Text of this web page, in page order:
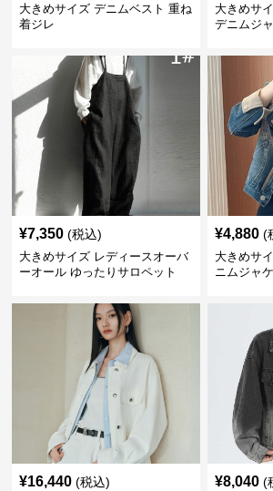
大きめサイズ デニムベスト 重ね
着ジレ
大きめサ
デニムジ
¥7,350 (税込)
大きめサイズ レディースオーバ
ーオール ゆったりサロペット
¥4,880 (
大きめサ
ニムジャ
¥16,440 (税込) ¥8,040 (